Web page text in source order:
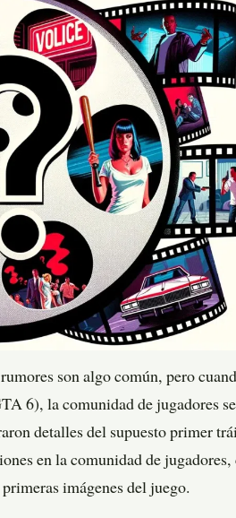
son algo común, pero
6), la comunidad de jugadores
detalles del supuesto primer
en la comunidad de
imágenes del juego.